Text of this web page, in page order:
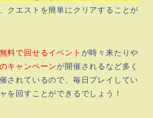
クエストを簡単にクリアすることが
料で回せるイベント が時々来たりや
キャンペーンが開催されるなど多く
されているので、毎日プレイしてい
を回すことができるでしょう！